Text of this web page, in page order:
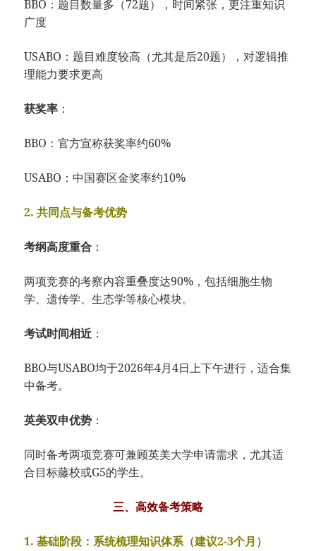
BBO：题目数量多（72题）， 时间紧张，更注重知识
广度
USABO：题目难度较高（尤其是后20题），对逻辑推
理能力要求更高
获奖率 ：
BBO：官方宣称获奖率约60%
USABO： 中国赛区金奖率约10%
2. 共同点与备考优势
考纲高度重合 ：
两项竞赛的考察内容重叠度达90% ，包括细胞生物
学、遗传学、生态学等核心模块。
考试时间相近 ：
BBO与USABO均于2026年4月4日上下午进行，适合集
中备考。
英美双申优势 ：
同时备考两项竞赛可兼顾英美大学申请需求， 尤其适
合目标藤校或G5的学生。
三、高效备考策略
1. 基础阶段：系统梳理知识体系（建议2-3个月）